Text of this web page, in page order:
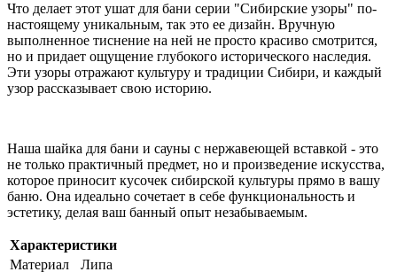
Что делает этот ушат для бани серии "Сибирские узоры" по-
настоящему уникальным, так это ее дизайн. Вручную
выполненное тиснение на ней не просто красиво смотрится,
но и придает ощущение глубокого исторического наследия.
Эти узоры отражают культуру и традиции Сибири, и каждый
узор рассказывает свою историю.
Наша шайка для бани и сауны с нержавеющей вставкой - это
не только практичный предмет, но и произведение искусства,
которое приносит кусочек сибирской культуры прямо в вашу
баню. Она идеально сочетает в себе функциональность и
эстетику, делая ваш банный опыт незабываемым.
Характеристики
Материал
Липа